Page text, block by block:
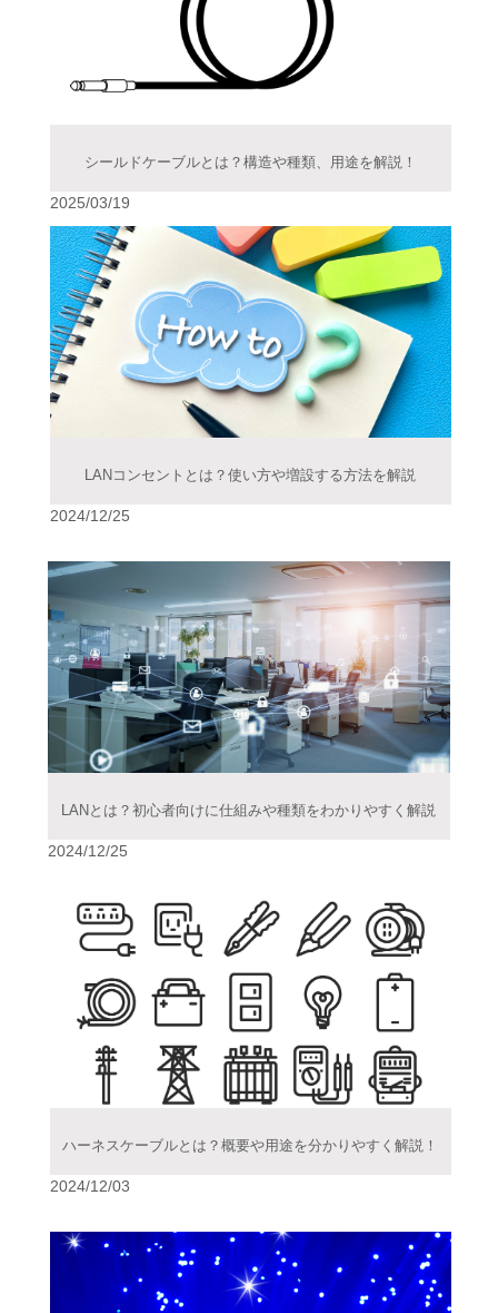
シールドケーブルとは？構造や種類、用途を解説！
2025/03/19
LANコンセントとは？使い方や増設する方法を解説
2024/12/25
LANとは？初心者向けに仕組みや種類をわかりやすく解説
2024/12/25
ハーネスケーブルとは？概要や用途を分かりやすく解説！
2024/12/03